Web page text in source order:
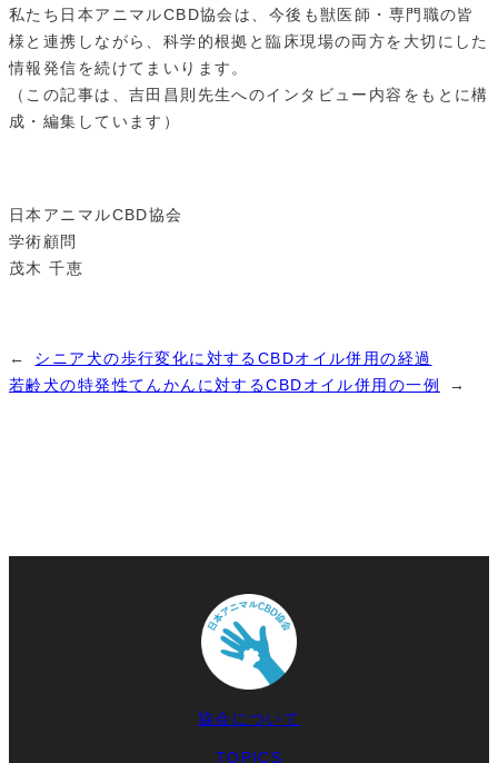
私たち日本アニマルCBD協会は、今後も獣医師・専門職の皆
様と連携しながら、科学的根拠と臨床現場の両方を大切にした
情報発信を続けてまいります。
（この記事は、吉田昌則先生へのインタビュー内容をもとに構
成・編集しています）
日本アニマルCBD協会
学術顧問
茂木 千恵
←
シニア犬の歩行変化に対するCBDオイル併用の経過
若齢犬の特発性てんかんに対するCBDオイル併用の一例
→
協会について
TOPICS